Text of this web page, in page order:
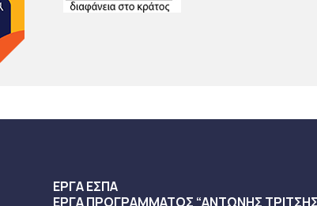
ΕΡΓΑ ΕΣΠΑ
ΕΡΓΑ ΠΡΟΓΡΑΜΜΑΤΟΣ “ΑΝΤΩΝΗΣ